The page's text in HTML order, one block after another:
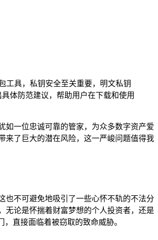
工具，私钥安全至关重要，明文私钥
体防范建议，帮助用户在下载和使用
如一位忠诚可靠的管家，为众多数字资产爱
来了巨大的潜在风险，这一严峻问题值得我
也不可避免地吸引了一些心怀不轨的不法分
无论是怀揣着财富梦想的个人投资者，还是
直接面临着被窃取的致命威胁。